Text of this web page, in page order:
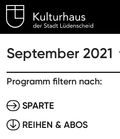
September 2021
Programm filtern nach:
SPARTE
REIHEN & ABOS